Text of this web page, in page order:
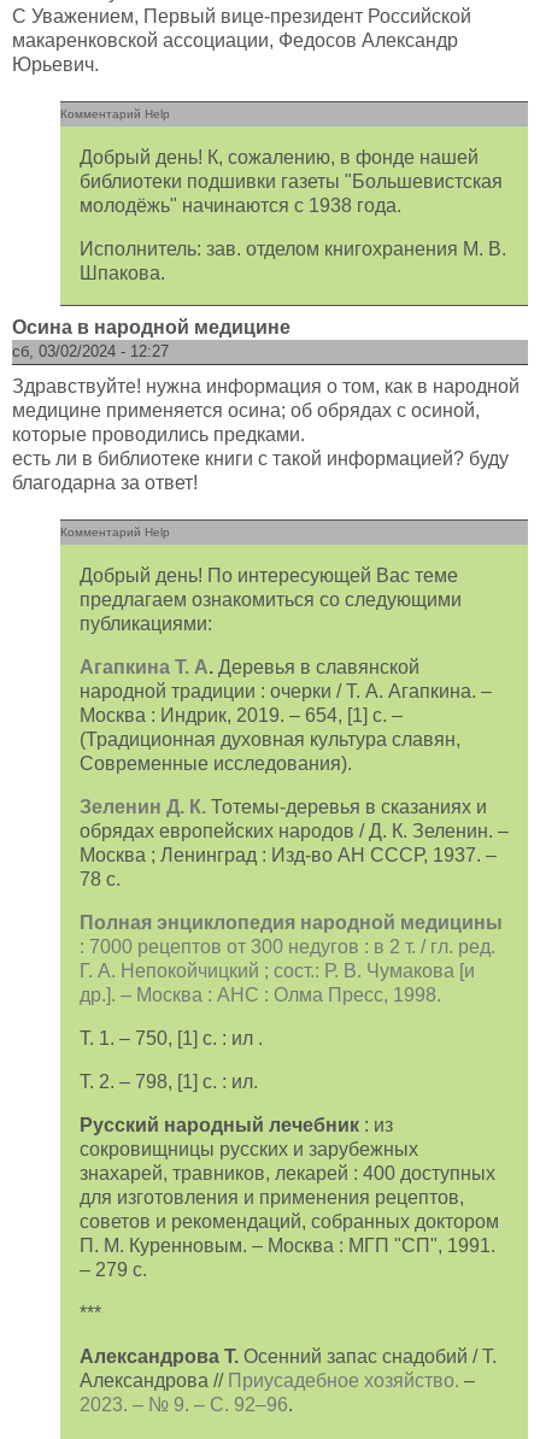
С Уважением, Первый вице-президент Российской
макаренковской ассоциации, Федосов Александр
Юрьевич.
Комментарий Help
Добрый день! К, сожалению, в фонде нашей
библиотеки подшивки газеты "Большевистская
молодёжь" начинаются с 1938 года.
Исполнитель: зав. отделом книгохранения М. В.
Шпакова.
Осина в народной медицине
сб, 03/02/2024 - 12:27
Здравствуйте! нужна информация о том, как в народной
медицине применяется осина; об обрядах с осиной,
которые проводились предками.
есть ли в библиотеке книги с такой информацией? буду
благодарна за ответ!
Комментарий Help
Добрый день! По интересующей Вас теме
предлагаем ознакомиться со следующими
публикациями:
Агапкина Т. А. Деревья в славянской
народной традиции : очерки / Т. А. Агапкина. –
Москва : Индрик, 2019. – 654, [1] с. –
(Традиционная духовная культура славян,
Современные исследования).
Зеленин Д. К. Тотемы-деревья в сказаниях и
обрядах европейских народов / Д. К. Зеленин. –
Москва ; Ленинград : Изд-во АН СССР, 1937. –
78 с.
Полная энциклопедия народной медицины
: 7000 рецептов от 300 недугов : в 2 т. / гл. ред.
Г. А. Непокойчицкий ; сост.: Р. В. Чумакова [и
др.]. – Москва : АНС : Олма Пресс, 1998.
Т. 1. – 750, [1] c. : ил .
Т. 2. – 798, [1] с. : ил.
Русский народный лечебник : из
сокровищницы русских и зарубежных
знахарей, травников, лекарей : 400 доступных
для изготовления и применения рецептов,
советов и рекомендаций, собранных доктором
П. М. Куренновым. – Москва : МГП "СП", 1991.
– 279 с.
***
Александрова Т. Осенний запас снадобий / Т.
Александрова // Приусадебное хозяйство. –
2023. – № 9. – С. 92–96.